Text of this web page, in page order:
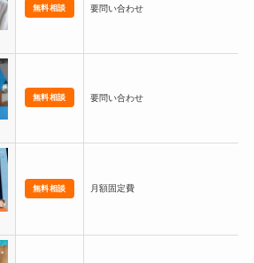
無料相談 要問い合わせ
無料相談 要問い合わせ
無料相談 月額固定費